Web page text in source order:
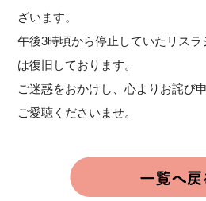
ざいます。
午後3時頃から停止していたリス
は復旧しております。
ご迷惑をおかけし、心よりお詫び
ご愛聴くださいませ。